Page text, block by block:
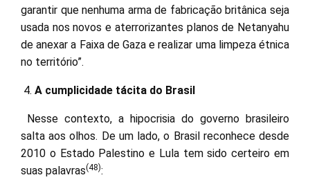
garantir que nenhuma arma de fabricação britânica seja
usada nos novos e aterrorizantes planos de Netanyahu
de anexar a Faixa de Gaza e realizar uma limpeza étnica
no território”.
A cumplicidade tácita do Brasil
Nesse contexto, a hipocrisia do governo brasileiro
salta aos olhos. De um lado, o Brasil reconhece desde
2010 o Estado Palestino e Lula tem sido certeiro em
suas palavras(48):